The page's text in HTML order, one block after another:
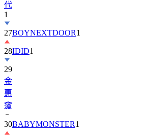
代
1
27BOYNEXTDOOR1
28IDID1
29
金
惠
奫
30BABYMONSTER1